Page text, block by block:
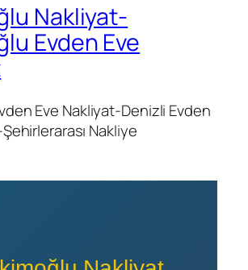
Nakliyat-
Evden Eve
Eve Nakliyat-Denizli Evden
Nakliye